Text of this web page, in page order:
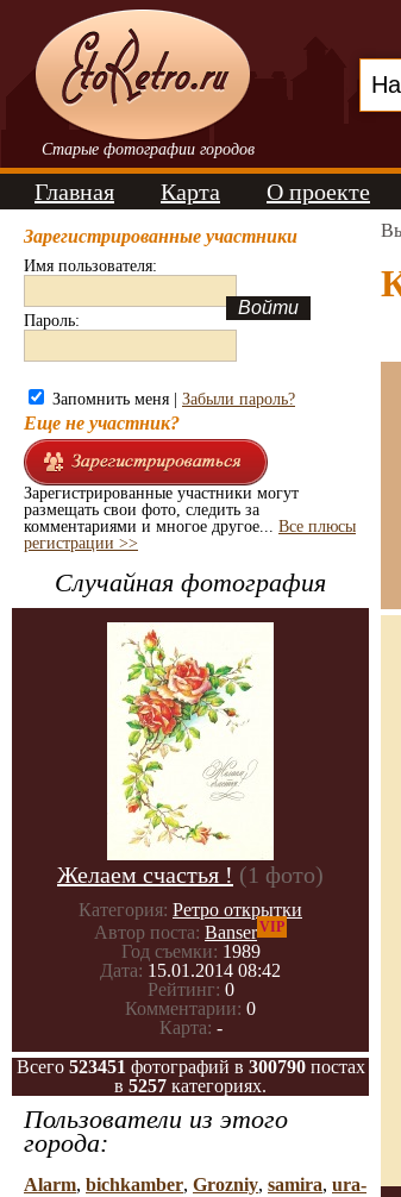
Старые фотографии городов
Главная Карта О проекте
Зарегистрированные участники
Имя пользователя:
Пароль:
Запомнить меня | Забыли пароль?
Еще не участник?
Зарегистрированные участники могут
размещать свои фото, следить за
комментариями и многое другое... Все плюсы
регистрации >>
Случайная фотография
Желаем счастья ! (1 фото)
Категория: Ретро открытки
Автор поста: BanserVIP
Год съемки: 1989
Дата: 15.01.2014 08:42
Рейтинг: 0
Комментарии: 0
Карта: -
Всего 523451 фотографий в 300790постах
в 5257 категориях.
Пользователи из этого
города:
Alarm, bichkamber, Grozniy, samira, ura-